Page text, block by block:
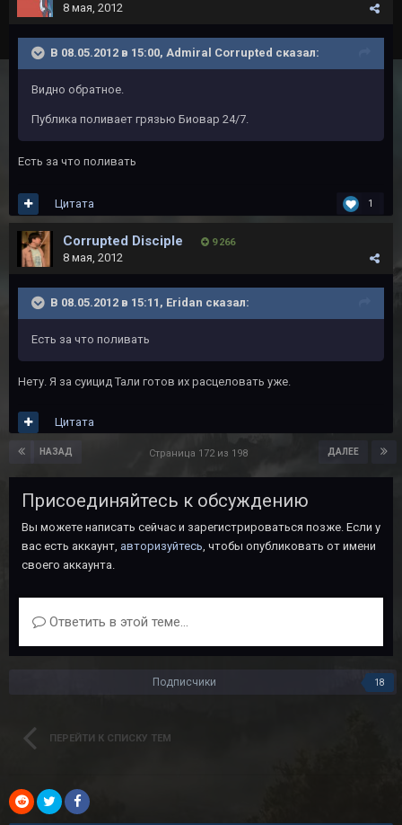
8 мая, 2012
В 08.05.2012 в 15:00, Admiral Corrupted сказал:
Видно обратное.
Публика поливает грязью Биовар 24/7.
Есть за что поливать
1
Цитата
Corrupted Disciple 9 266
8 мая, 2012
В 08.05.2012 в 15:11, Eridan сказал:
Есть за что поливать
Нету. Я за суицид Тали готов их расцеловать уже.
Цитата
НАЗАД ДАЛЕЕ
Страница 172 из 198
Присоединяйтесь к обсуждению
Вы можете написать сейчас и зарегистрироваться позже. Если у
вас есть аккаунт, авторизуйтесь, чтобы опубликовать от имени
своего аккаунта.
Ответить в этой теме...
Подписчики 18
ПЕРЕЙТИ К СПИСКУ ТЕМ